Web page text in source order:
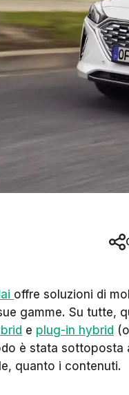
offre soluzioni di
gamme. Su tutte,
e plug-in hybrid
è stata sottoposta
quanto i contenuti.